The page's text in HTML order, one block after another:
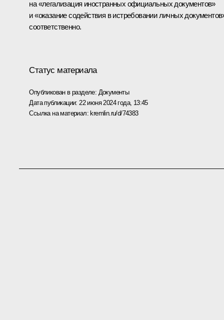
на «легализация иностранных официальных документов»
и «оказание содействия в истребовании личных
соответственно.
Статус материала
Опубликован в разделе: Документы
Дата публикации: 22 июня 2024 года, 13:45
Ссылка на материал: kremlin.ru/d/74383